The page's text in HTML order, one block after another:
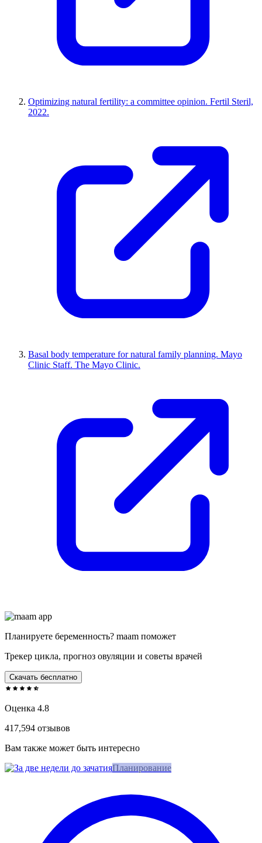
Optimizing natural fertility: a committee opinion. Fertil Steril,
2022.
Basal body temperature for natural family planning. Mayo
Clinic Staff. The Mayo Clinic.
Планируете беременность? maam поможет
Трекер цикла, прогноз овуляции и советы врачей
Скачать бесплатно
Оценка 4.8
417,594 отзывов
Вам также может быть интересно
Планирование